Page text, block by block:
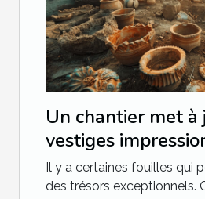
Un chantier met à
vestiges
Il y a certaines fouilles qui
des trésors exceptionnels.